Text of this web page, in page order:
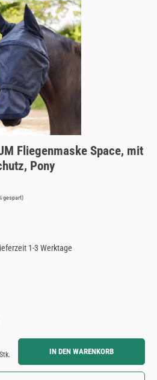
Fliegenmaske Space, mit
Pony
gespart)
1-3 Werktage
ist zurzeit nicht verfügbar.)
ein oder benutze die Schaltflächen um die Anzahl zu
Stk. IN DEN WARENKORB